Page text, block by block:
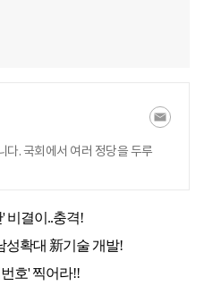
다. 국회에서 여러 정당을 두루